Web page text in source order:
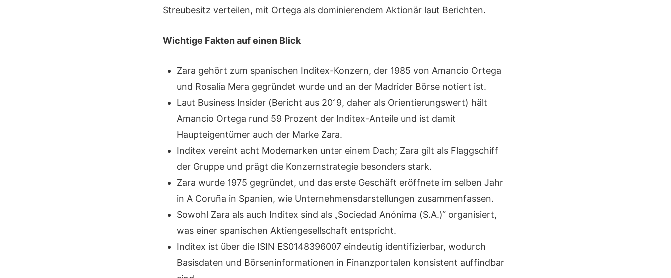
Streubesitz verteilen, mit Ortega als dominierendem Aktionär laut Berichten.
Wichtige Fakten auf einen Blick
Zara gehört zum spanischen Inditex-Konzern, der 1985 von Amancio Ortega
und Rosalía Mera gegründet wurde und an der Madrider Börse notiert ist.
Laut Business Insider (Bericht aus 2019, daher als Orientierungswert) hält
Amancio Ortega rund 59 Prozent der Inditex-Anteile und ist damit
Haupteigentümer auch der Marke Zara.
Inditex vereint acht Modemarken unter einem Dach; Zara gilt als Flaggschiff
der Gruppe und prägt die Konzernstrategie besonders stark.
Zara wurde 1975 gegründet, und das erste Geschäft eröffnete im selben Jahr
in A Coruña in Spanien, wie Unternehmensdarstellungen zusammenfassen.
Sowohl Zara als auch Inditex sind als „Sociedad Anónima (S.A.)“ organisiert,
was einer spanischen Aktiengesellschaft entspricht.
Inditex ist über die ISIN ES0148396007 eindeutig identifizierbar, wodurch
Basisdaten und Börseninformationen in Finanzportalen konsistent auffindbar